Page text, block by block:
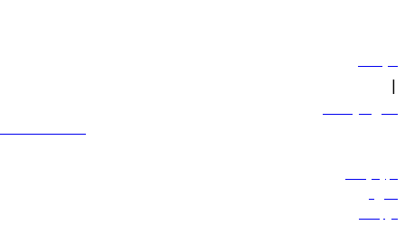
سياساتنا
|
الشروط والأحكام
600 544 445
حجز الرحلات
العروض
الوجهات